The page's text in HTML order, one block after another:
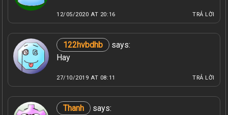
12/05/2020 AT 20:16 TRẢ LỜI
122hvbdhb
says:
Hay
27/10/2019 AT 08:11 TRẢ LỜI
Thanh
says: